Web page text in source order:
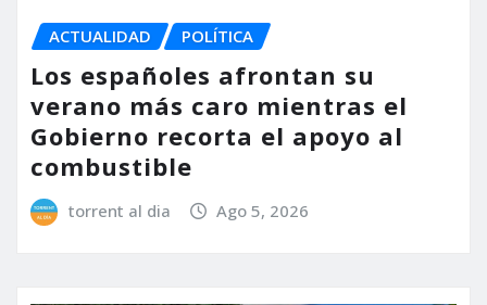
ACTUALIDAD POLÍTICA
Los españoles afrontan su
verano más caro mientras el
Gobierno recorta el apoyo al
combustible
torrent al dia Ago 5, 2026